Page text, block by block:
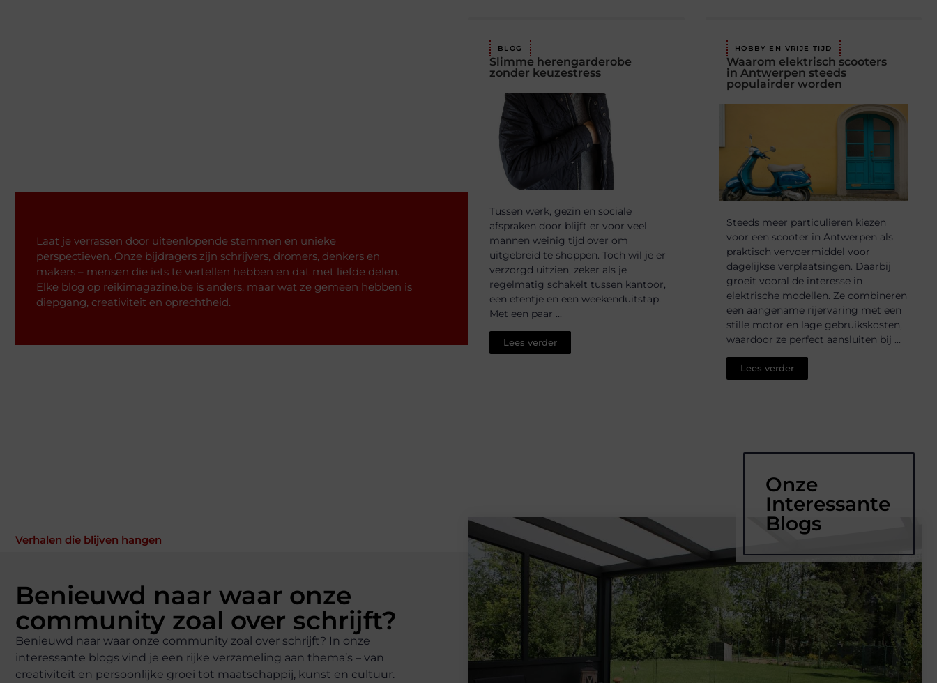
Laat je verrassen door uiteenlopende stemmen en unieke
perspectieven. Onze bijdragers zijn schrijvers, dromers, denkers en
makers – mensen die iets te vertellen hebben en dat met liefde delen.
Elke blog op reikimagazine.be is anders, maar wat ze gemeen hebben is
diepgang, creativiteit en oprechtheid.
BLOG
Slimme herengarderobe
zonder keuzestress
Tussen werk, gezin en sociale
afspraken door blijft er voor veel
mannen weinig tijd over om
uitgebreid te shoppen. Toch wil je er
verzorgd uitzien, zeker als je
regelmatig schakelt tussen kantoor,
een etentje en een weekenduitstap.
Met een paar ...
Lees verder
HOBBY EN VRIJE TIJD
Waarom elektrisch scooters
in Antwerpen steeds
populairder worden
Steeds meer particulieren kiezen
voor een scooter in Antwerpen als
praktisch vervoermiddel voor
dagelijkse verplaatsingen. Daarbij
groeit vooral de interesse in
elektrische modellen. Ze combineren
een aangename rijervaring met een
stille motor en lage gebruikskosten,
waardoor ze perfect aansluiten bij ...
Lees verder
Onze
Interessante
Blogs
Verhalen die blijven hangen
Benieuwd naar waar onze
community zoal over schrijft?
Benieuwd naar waar onze community zoal over schrijft? In onze
interessante blogs vind je een rijke verzameling aan thema’s – van
creativiteit en persoonlijke groei tot maatschappij, kunst en cultuur.